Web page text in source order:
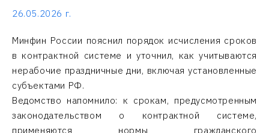
26.05.2026 г.
Минфин России пояснил порядок исчисления сроков
в контрактной системе и уточнил, как учитываются
нерабочие праздничные дни, включая установленные
субъектами РФ.
Ведомство напомнило: к срокам, предусмотренным
законодательством о контрактной системе,
применяются нормы гражданского